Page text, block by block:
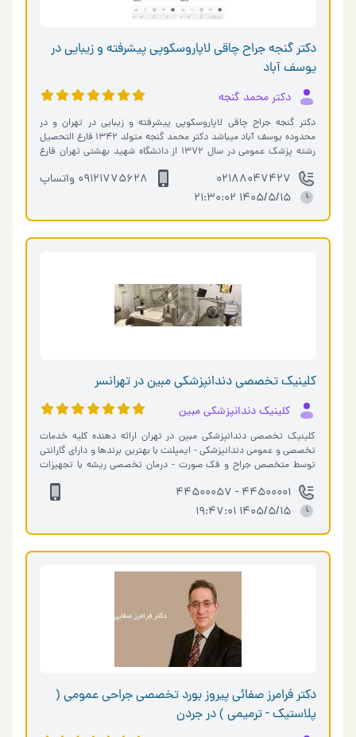
دکتر گنجه جراح چاقی لاپاروسکوپی پیشرفته و زیبایی در
یوسف آباد
دکتر محمد گنجه
دکتر گنجه جراح چاقی لاپاروسکوپی پیشرفته و زیبایی در تهران و در
محدوده یوسف آباد میباشد دکتر محمد گنجه متولد ۱۳۴۲ فارغ التحصیل
رشته پزشک عمومی در سال ۱۳۷۲ از دانشگاه شهید بهشتی تهران فارغ
02188047427
09121775628 واتساپ
1405/5/15 21:30:02
کلینیک تخصصی دندانپزشکی مبین در تهرانسر
کلینیک دندانپزشکی مبین
کلینیک تخصصی دندانپزشکی مبین در تهران ارائه دهنده کلیه خدمات
تخصصی و عمومی دندانپزشکی - ایمپلنت با بهترین برندها و دارای گارانتی
توسط متخصص جراح و فک صورت - درمان تخصصی ریشه با تجهیزات
44500001 - 44500057
1405/5/15 19:47:01
دکتر فرامرز صفائی پیروز بورد تخصصی جراحی عمومی (
پلاستیک - ترمیمی ) در جردن